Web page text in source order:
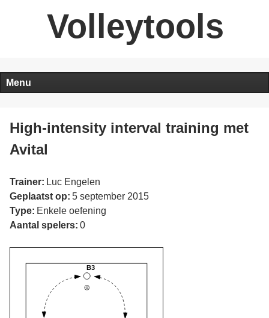
Volleytools
Menu
High-intensity interval training met
Avital
Trainer: Luc Engelen
Geplaatst op: 5 september 2015
Type: Enkele oefening
Aantal spelers: 0